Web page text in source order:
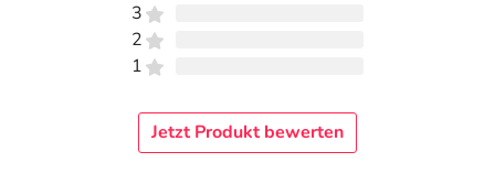
3
2
1
Jetzt Produkt bewerten